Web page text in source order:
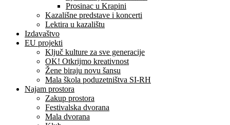
Prosinac u Krapini
Kazališne predstave i koncerti
Lektira u kazalištu
Izdavaštvo
EU projekti
Ključ kulture za sve generacije
OK! Otkrijmo kreativnost
Žene biraju novu šansu
Mala škola poduzetništva SI-RH
Najam prostora
Zakup prostora
Festivalska dvorana
Mala dvorana